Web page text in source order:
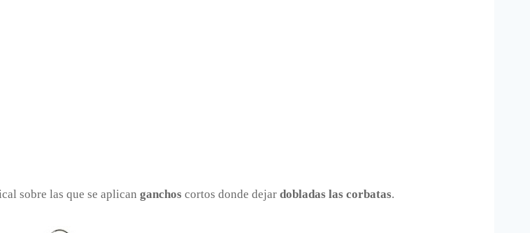
sobre las que se aplican ganchos cortos donde dejar dobladas las corbatas.